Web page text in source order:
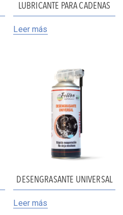
LUBRICANTE PARA CADENAS
Leer más
DESENGRASANTE UNIVERSAL
Leer más